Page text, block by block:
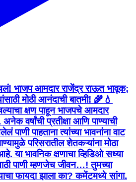
भाजप आमदार राजेंद्र राऊत भावूक;
मोठी आनंदाची बातमी! 🌾💧
क्षण पाहून भाजपचे आमदार
वर्षांची प्रतीक्षा आणि पाण्याची
पाणी पाहताना त्यांच्या भावनांना वाट
परिसरातील शेतकऱ्यांना मोठा
या भावनिक क्षणाचा व्हिडिओ सध्या
पाणी म्हणजेच जीवन…! तुमच्या
फायदा झाला का? कमेंटमध्ये सांगा.